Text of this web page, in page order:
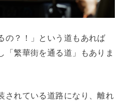
の？！」という道もあれば
「繁華街を通る道」もありま
されている道路になり、離れ